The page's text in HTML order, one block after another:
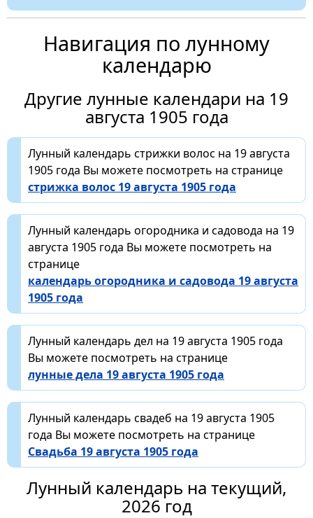
Навигация по лунному
календарю
Другие лунные календари на 19
августа 1905 года
Лунный календарь стрижки волос на 19 августа
1905 года Вы можете посмотреть на странице
стрижка волос 19 августа 1905 года
Лунный календарь огородника и садовода на 19
августа 1905 года Вы можете посмотреть на
странице
календарь огородника и садовода 19 августа
1905 года
Лунный календарь дел на 19 августа 1905 года
Вы можете посмотреть на странице
лунные дела 19 августа 1905 года
Лунный календарь свадеб на 19 августа 1905
года Вы можете посмотреть на странице
Свадьба 19 августа 1905 года
Лунный календарь на текущий,
2026 год